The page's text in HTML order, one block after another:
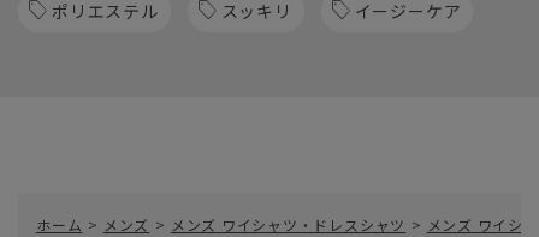
ポリエステル スッキリ イージーケア
ホーム > メンズ > メンズ ワイシャツ・ドレスシャツ > メンズ ワイシ